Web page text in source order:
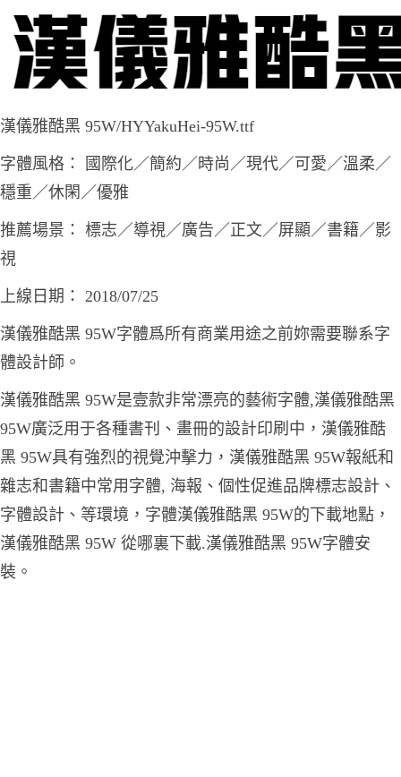
漢儀雅酷黑 95W/HYYakuHei-95W.ttf
字體風格： 國際化／簡約／時尚／現代／可愛／溫柔／
穩重／休閑／優雅
推薦場景： 標志／導視／廣告／正文／屏顯／書籍／影
視
上線日期： 2018/07/25
漢儀雅酷黑 95W字體爲所有商業用途之前妳需要聯系字
體設計師。
漢儀雅酷黑 95W是壹款非常漂亮的藝術字體,漢儀雅酷黑
95W廣泛用于各種書刊、畫冊的設計印刷中，漢儀雅酷
黑 95W具有強烈的視覺沖擊力，漢儀雅酷黑 95W報紙和
雜志和書籍中常用字體, 海報、個性促進品牌標志設計、
字體設計、等環境，字體漢儀雅酷黑 95W的下載地點，
漢儀雅酷黑 95W 從哪裏下載.漢儀雅酷黑 95W字體安
裝。